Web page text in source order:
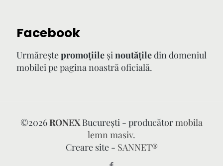
Facebook
Urmăreştepromoţiile şi noutăţiledin domeniul
mobilei pe pagina noastră oficială.
©2026RONEX București - producător mobila
lemn masiv.
Creare site - SANNET®